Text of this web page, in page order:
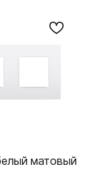
матовый